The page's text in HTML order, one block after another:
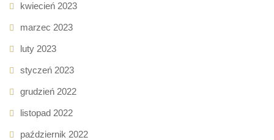
kwiecień 2023
marzec 2023
luty 2023
styczeń 2023
grudzień 2022
listopad 2022
październik 2022